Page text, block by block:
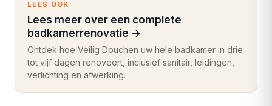
LEES OOK
Lees meer over een complete
badkamerrenovatie →
Ontdek hoe Veilig Douchen uw hele badkamer in drie
tot vijf dagen renoveert, inclusief sanitair, leidingen,
verlichting en afwerking.